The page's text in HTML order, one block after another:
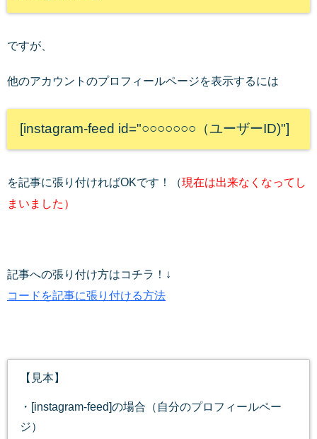
ですが、
他のアカウントのプロフィールページを表示するには
[instagram-feed id="○○○○○○○（ユーザーID)"]
を記事に張り付ければOKです！（現在は出来なくなってし
まいました）
記事への張り付け方はコチラ！↓
コードを記事に張り付ける方法
【見本】
・[instagram-feed]の場合（自分のプロフィールペー
ジ）